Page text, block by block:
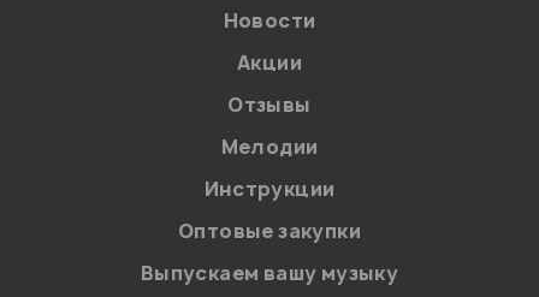
Новости
Акции
Отзывы
Мелодии
Инструкции
Оптовые закупки
Выпускаем вашу музыку